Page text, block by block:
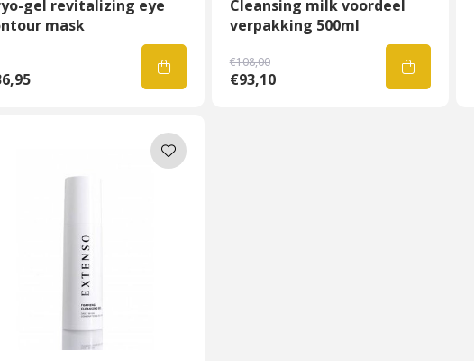
gel revitalizing eye
mask
Cleansing milk voordeel
verpakking 500ml
€108,00
€93,10